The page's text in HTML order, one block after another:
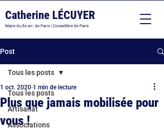
Catherine LÉCUYER
Maire du 8e arr. de Paris | Conseillère de Paris
Post
Tous les posts
Artisanat
Associations
Tous les posts
Plus que jamais mobilisée pour
vous !
1 oct. 2020 1 min de lecture